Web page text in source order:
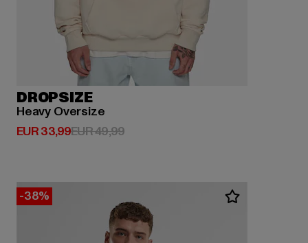
DROPSIZE
Heavy Oversize
EUR 33,99
Huidige prijs: EUR 33,99
EUR 49,99Actieprijs: EUR 49,99
-38%